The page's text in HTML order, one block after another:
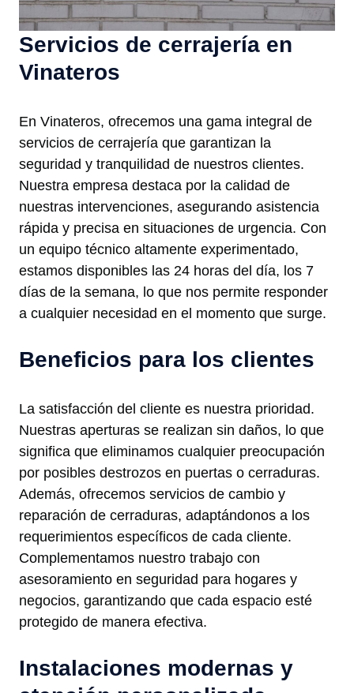
Servicios de cerrajería en
Vinateros
En Vinateros, ofrecemos una gama integral de
servicios de cerrajería que garantizan la
seguridad y tranquilidad de nuestros clientes.
Nuestra empresa destaca por la calidad de
nuestras intervenciones, asegurando asistencia
rápida y precisa en situaciones de urgencia. Con
un equipo técnico altamente experimentado,
estamos disponibles las 24 horas del día, los 7
días de la semana, lo que nos permite responder
a cualquier necesidad en el momento que surge.
Beneficios para los clientes
La satisfacción del cliente es nuestra prioridad.
Nuestras aperturas se realizan sin daños, lo que
significa que eliminamos cualquier preocupación
por posibles destrozos en puertas o cerraduras.
Además, ofrecemos servicios de cambio y
reparación de cerraduras, adaptándonos a los
requerimientos específicos de cada cliente.
Complementamos nuestro trabajo con
asesoramiento en seguridad para hogares y
negocios, garantizando que cada espacio esté
protegido de manera efectiva.
Instalaciones modernas y